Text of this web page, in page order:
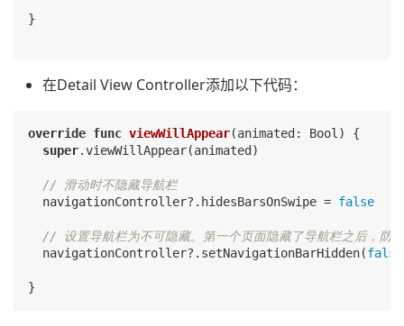
}
在Detail View Controller添加以下代码：
override func viewWillAppear(animated: Bool)
{
super.viewWillAppear(animated)
// 滑动时不隐藏导航栏
  navigationController?.hidesBarsOnSwipe =
false
// 设置导航栏为不可隐藏。第一个页面隐藏了导航栏之后，防
  navigationController?.setNavigationBarHidden(
false